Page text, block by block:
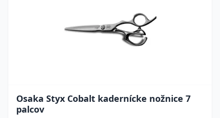
Osaka Styx Cobalt kadernícke nožnice 7
palcov